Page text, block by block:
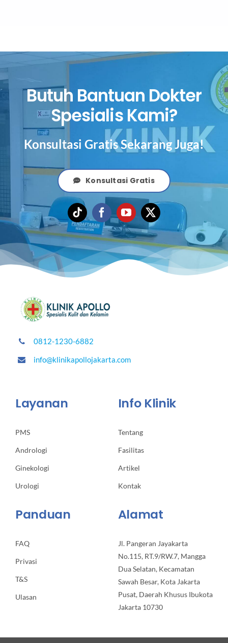
Butuh Bantuan Dokter
Spesialis Kami?
Konsultasi Gratis Sekarang Juga!
Konsultasi Gratis
0812-1230-6882
info@klinikapollojakarta.com
Layanan
PMS
Andrologi
Ginekologi
Urologi
Info Klinik
Tentang
Fasilitas
Artikel
Kontak
Panduan
FAQ
Privasi
T&S
Ulasan
Alamat
Jl. Pangeran Jayakarta
No.115, RT.9/RW.7, Mangga
Dua Selatan, Kecamatan
Sawah Besar, Kota Jakarta
Pusat, Daerah Khusus Ibukota
Jakarta 10730